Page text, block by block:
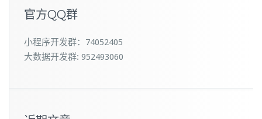
官方QQ群
小程序开发群：74052405
大数据开发群: 952493060